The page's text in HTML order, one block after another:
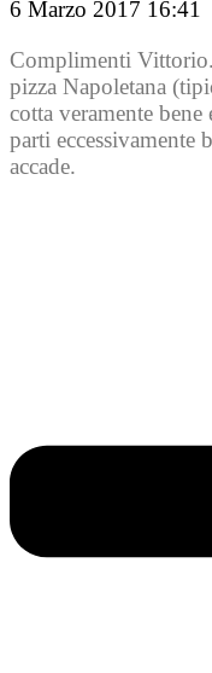
6 Marzo 2017 16:41
Complimenti
pizza Napoletana
cotta veramente bene
parti eccessivamente
accade.